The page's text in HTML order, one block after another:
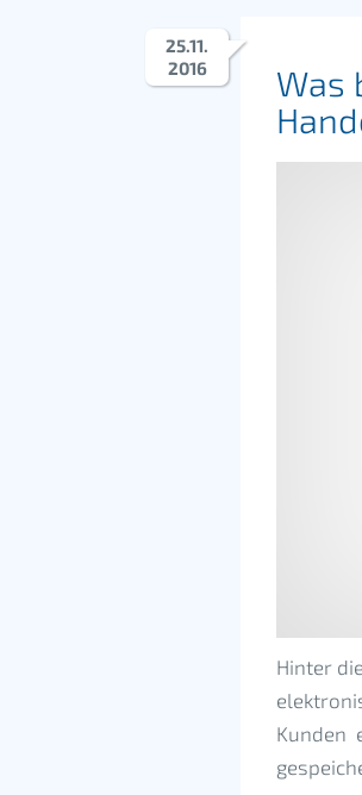
Was
Hinter
Kunden
25.11.
2016